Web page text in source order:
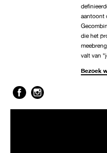
aantoont
die het
valt van
Bezoek